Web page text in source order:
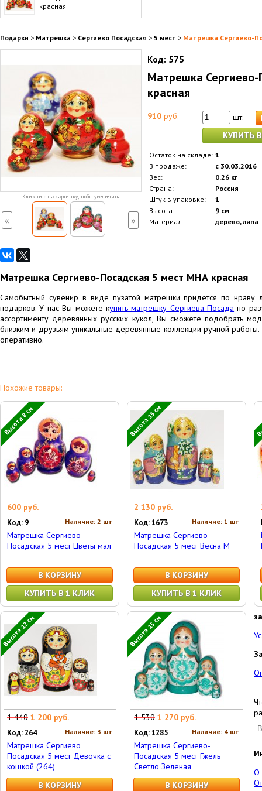
красная
Подарки > Матрешка > Сергиево Посадская > 5 мест > Матрешка Сергиево-
Кликните на картинку, чтобы увеличить
« »
Код: 575
Матрешка
красная
910 руб.
шт.
КУПИТЬ
Остаток на складе: 1
В продаже:
с 30.03.2016
Вес:
0.26 кг
Страна:
Россия
Штук в упаковке:
1
Высота:
9 см
Материал:
дерево, липа
Матрешка Сергиево-Посадская 5 мест МНА красная
Самобытный сувенир в виде пузатой матрешки придется по нраву
подарков. У нас Вы можете купить матрешку Сергиева Посада по
ассортименту деревянных русских кукол, Вы сможете подобрать
близким и друзьям уникальные деревянные коллекции ручной
оперативно.
Похожие товары:
Высота 8 см
600 руб.
Наличие: 2 шт
Код: 9
Матрешка Сергиево-
Посадская 5 мест Цветы мал
В КОРЗИНУ
КУПИТЬ В 1 КЛИК
Высота 15 см
2 130 руб.
Наличие: 1 шт
Код: 1673
Матрешка Сергиево-
Посадская 5 мест Весна М
В КОРЗИНУ
КУПИТЬ В 1 КЛИК
Высота 12 см
1 440 1 200 руб.
Наличие: 3 шт
Код: 264
Матрешка Сергиево
Посадская 5 мест Девочка с
кошкой (264)
В КОРЗИНУ
Высота 15 см
1 530 1 270 руб.
Наличие: 4 шт
Код: 1285
Матрешка Сергиево-
Посадская 5 мест Гжель
Светло Зеленая
В КОРЗИНУ
О